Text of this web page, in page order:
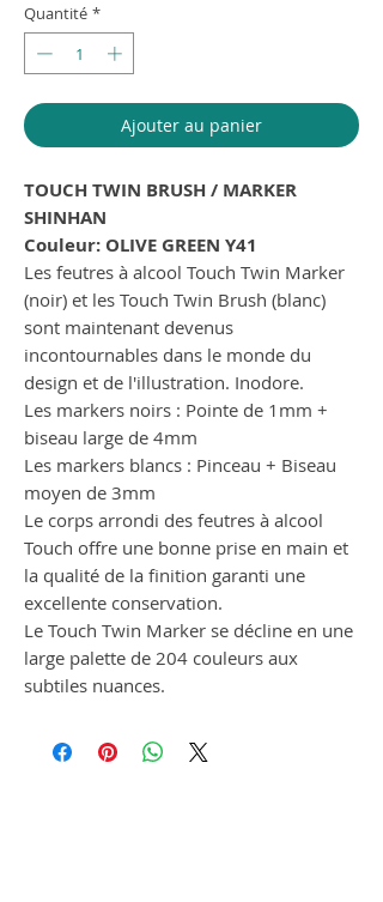
Quantité *
Ajouter au panier
TOUCH TWIN BRUSH / MARKER
SHINHAN
Couleur: OLIVE GREEN Y41
Les feutres à alcool Touch Twin Marker
(noir) et les Touch Twin Brush (blanc)
sont maintenant devenus
incontournables dans le monde du
design et de l'illustration. Inodore.
Les markers noirs : Pointe de 1mm +
biseau large de 4mm
Les markers blancs : Pinceau + Biseau
moyen de 3mm
Le corps arrondi des feutres à alcool
Touch offre une bonne prise en main et
la qualité de la finition garanti une
excellente conservation.
Le Touch Twin Marker se décline en une
large palette de 204 couleurs aux
subtiles nuances.